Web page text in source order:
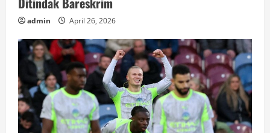
admin April 26, 2026